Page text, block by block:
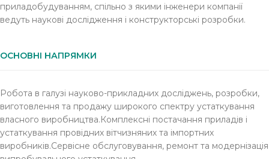
приладобудуванням, спільно з якими інженери компанії
ведуть наукові дослідження і конструкторські розробки.
ОСНОВНІ НАПРЯМКИ
Робота в галузі науково-прикладних досліджень, розробки,
виготовлення та продажу широкого спектру устаткування
власного виробництва.Комплексні постачання приладів і
устаткування провідних вітчизняних та імпортних
виробників.Сервісне обслуговування, ремонт та модернізація